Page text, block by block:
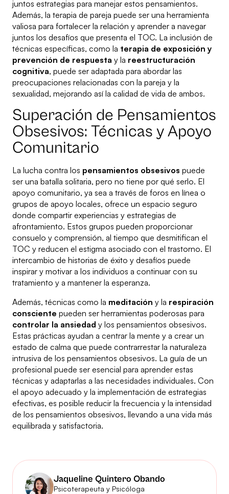
juntos estrategias para manejar estos pensamientos.
Además, la terapia de pareja puede ser una herramienta
valiosa para fortalecer la relación y aprender a navegar
juntos los desafíos que presenta el TOC. La inclusión de
técnicas específicas, como la terapia de exposición y
prevención de respuesta y la reestructuración
cognitiva, puede ser adaptada para abordar las
preocupaciones relacionadas con la pareja y la
sexualidad, mejorando así la calidad de vida de ambos.
Superación de Pensamientos
Obsesivos: Técnicas y Apoyo
Comunitario
La lucha contra los pensamientos obsesivos puede
ser una batalla solitaria, pero no tiene por qué serlo. El
apoyo comunitario, ya sea a través de foros en línea o
grupos de apoyo locales, ofrece un espacio seguro
donde compartir experiencias y estrategias de
afrontamiento. Estos grupos pueden proporcionar
consuelo y comprensión, al tiempo que desmitifican el
TOC y reducen el estigma asociado con el trastorno. El
intercambio de historias de éxito y desafíos puede
inspirar y motivar a los individuos a continuar con su
tratamiento y a mantener la esperanza.
Además, técnicas como la meditación y la respiración
consciente pueden ser herramientas poderosas para
controlar la ansiedad y los pensamientos obsesivos.
Estas prácticas ayudan a centrar la mente y a crear un
estado de calma que puede contrarrestar la naturaleza
intrusiva de los pensamientos obsesivos. La guía de un
profesional puede ser esencial para aprender estas
técnicas y adaptarlas a las necesidades individuales. Con
el apoyo adecuado y la implementación de estrategias
efectivas, es posible reducir la frecuencia y la intensidad
de los pensamientos obsesivos, llevando a una vida más
equilibrada y satisfactoria.
Jaqueline Quintero Obando
Psicoterapeuta y Psicóloga